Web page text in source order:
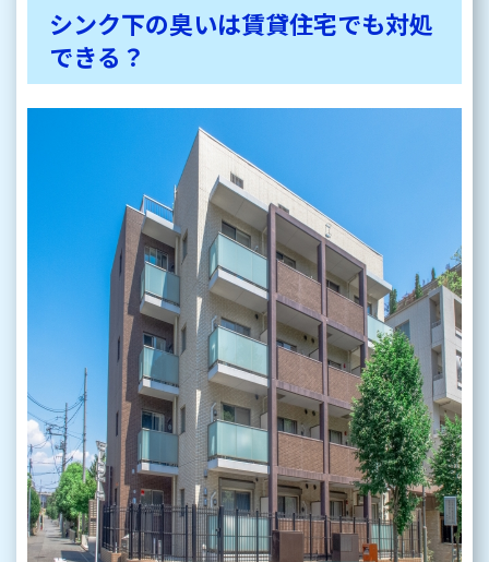
シンク下の臭いは賃貸住宅でも対処
できる？